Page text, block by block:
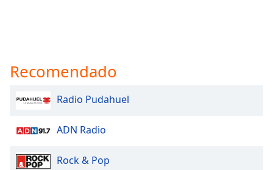
Recomendado
Radio Pudahuel
ADN Radio
Rock & Pop